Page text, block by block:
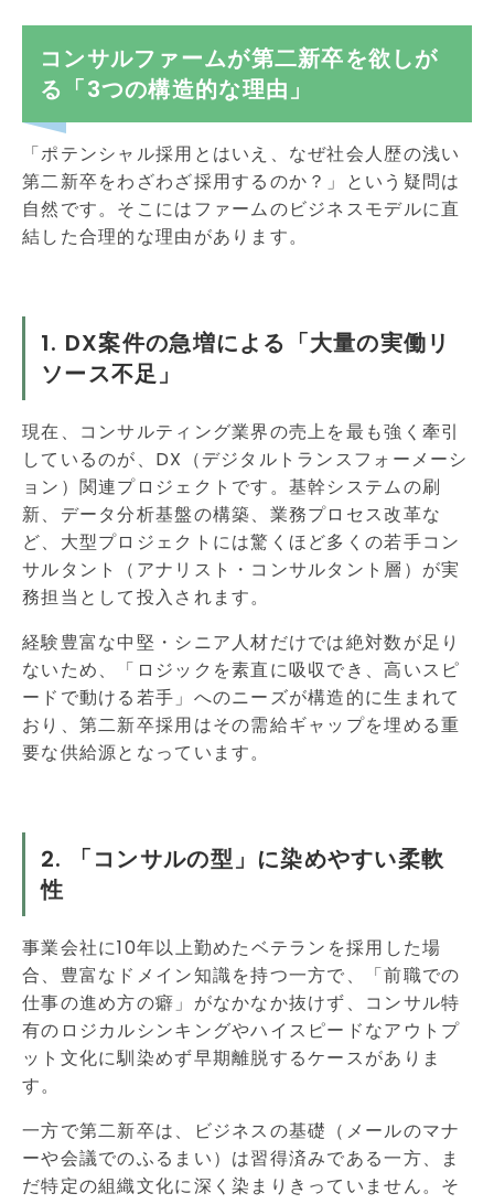
コンサルファームが第二新卒を欲しが
る「3つの構造的な理由」
「ポテンシャル採用とはいえ、なぜ社会人歴の浅い
第二新卒をわざわざ採用するのか？」という疑問は
自然です。そこにはファームのビジネスモデルに直
結した合理的な理由があります。
1. DX案件の急増による「大量の実働リ
ソース不足」
現在、コンサルティング業界の売上を最も強く牽引
しているのが、DX（デジタルトランスフォーメーシ
ョン）関連プロジェクトです。基幹システムの刷
新、データ分析基盤の構築、業務プロセス改革な
ど、大型プロジェクトには驚くほど多くの若手コン
サルタント（アナリスト・コンサルタント層）が実
務担当として投入されます。
経験豊富な中堅・シニア人材だけでは絶対数が足り
ないため、「ロジックを素直に吸収でき、高いスピ
ードで動ける若手」へのニーズが構造的に生まれて
おり、第二新卒採用はその需給ギャップを埋める重
要な供給源となっています。
2. 「コンサルの型」に染めやすい柔軟
性
事業会社に10年以上勤めたベテランを採用した場
合、豊富なドメイン知識を持つ一方で、「前職での
仕事の進め方の癖」がなかなか抜けず、コンサル特
有のロジカルシンキングやハイスピードなアウトプ
ット文化に馴染めず早期離脱するケースがありま
す。
一方で第二新卒は、ビジネスの基礎（メールのマナ
ーや会議でのふるまい）は習得済みである一方、ま
だ特定の組織文化に深く染まりきっていません。そ